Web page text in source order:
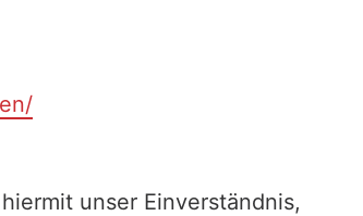
unser Einverständnis,